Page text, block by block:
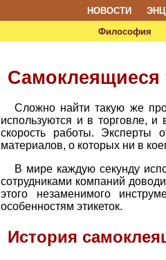
НОВОСТИ
Философия
Самоклеящиеся
Сложно найти такую же
используются и в торговле, и
скорость работы. Эксперты
материалов, о которых ни в
В мире каждую секунду
сотрудниками компаний
этого незаменимого
особенностям этикеток.
История